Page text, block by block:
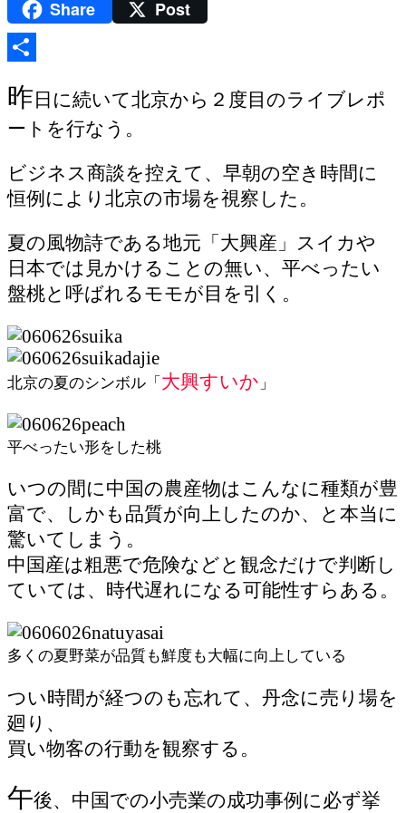
BloggerShare Post
有昨 日に続いて北京から２度目のライブレポ
ートを行なう。
ビジネス商談を控えて、早朝の空き時間に
恒例により北京の市場を視察した。
夏の風物詩である地元「大興産」スイカや
日本では見かけることの無い、平べったい
盤桃と呼ばれるモモが目を引く。
北京の夏のシンボル「 大興すいか 」
平べったい形をした桃
いつの間に中国の農産物はこんなに種類が豊
富で、しかも品質が向上したのか、と本当に
驚いてしまう。
中国産は粗悪で危険などと観念だけで判断し
ていては、時代遅れになる可能性すらある。
多くの夏野菜が品質も鮮度も大幅に向上している
つい時間が経つのも忘れて、丹念に売り場を
廻り、
買い物客の行動を観察する。
午後、中国での小売業の成功事例に必ず挙